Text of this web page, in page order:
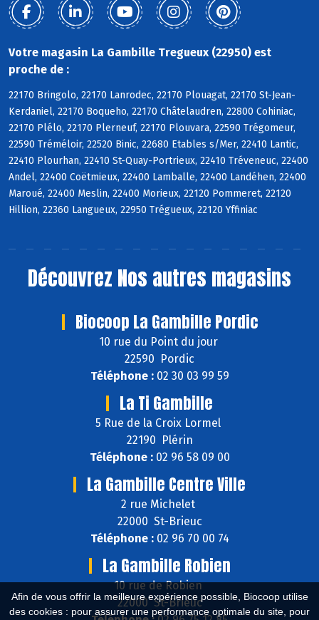
Afin de vous offrir la meilleure expérience possible, Biocoop utilise
des cookies : pour assurer une performance optimale du site, pour
Votre magasin La Gambille Tregueux (22950) est
proche de :
22170 Bringolo, 22170 Lanrodec, 22170 Plouagat, 22170 St-Jean-
Kerdaniel, 22170 Boqueho, 22170 Châtelaudren, 22800 Cohiniac,
22170 Plélo, 22170 Plerneuf, 22170 Plouvara, 22590 Trégomeur,
22590 Tréméloir, 22520 Binic, 22680 Etables s/Mer, 22410 Lantic,
22410 Plourhan, 22410 St-Quay-Portrieux, 22410 Tréveneuc, 22400
Andel, 22400 Coëtmieux, 22400 Lamballe, 22400 Landéhen, 22400
Maroué, 22400 Meslin, 22400 Morieux, 22120 Pommeret, 22120
Hillion, 22360 Langueux, 22950 Trégueux, 22120 Yffiniac
Découvrez Nos autres magasins
Biocoop La Gambille Pordic
10 rue du Point du jour
22590 Pordic
Téléphone :02 30 03 99 59
La Ti Gambille
5 Rue de la Croix Lormel
22190 Plérin
Téléphone :02 96 58 09 00
La Gambille Centre Ville
2 rue Michelet
22000 St-Brieuc
Téléphone :02 96 70 00 74
La Gambille Robien
10 rue de Robien
22000 St-Brieuc